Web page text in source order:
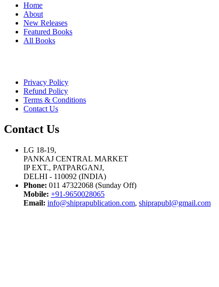
Home
About
New Releases
Featured Books
All Books
Privacy Policy
Refund Policy
Terms & Conditions
Contact Us
Contact Us
LG 18-19,
PANKAJ CENTRAL MARKET
IP EXT., PATPARGANJ,
DELHI - 110092 (INDIA)
Phone: 011 47322068 (Sunday Off)
Mobile: +91-9650028065
Email: info@shiprapublication.com, shiprapubl@gmail.com